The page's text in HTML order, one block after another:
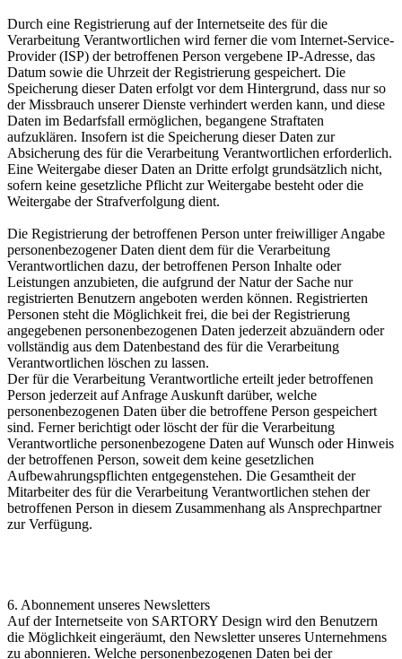
Durch eine Registrierung auf der Internetseite des für die
Verarbeitung Verantwortlichen wird ferner die vom Internet-Service-
Provider (ISP) der betroffenen Person vergebene IP-Adresse, das
Datum sowie die Uhrzeit der Registrierung gespeichert. Die
Speicherung dieser Daten erfolgt vor dem Hintergrund, dass nur so
der Missbrauch unserer Dienste verhindert werden kann, und diese
Daten im Bedarfsfall ermöglichen, begangene Straftaten
aufzuklären. Insofern ist die Speicherung dieser Daten zur
Absicherung des für die Verarbeitung Verantwortlichen erforderlich.
Eine Weitergabe dieser Daten an Dritte erfolgt grundsätzlich nicht,
sofern keine gesetzliche Pflicht zur Weitergabe besteht oder die
Weitergabe der Strafverfolgung dient.
Die Registrierung der betroffenen Person unter freiwilliger Angabe
personenbezogener Daten dient dem für die Verarbeitung
Verantwortlichen dazu, der betroffenen Person Inhalte oder
Leistungen anzubieten, die aufgrund der Natur der Sache nur
registrierten Benutzern angeboten werden können. Registrierten
Personen steht die Möglichkeit frei, die bei der Registrierung
angegebenen personenbezogenen Daten jederzeit abzuändern oder
vollständig aus dem Datenbestand des für die Verarbeitung
Verantwortlichen löschen zu lassen.
Der für die Verarbeitung Verantwortliche erteilt jeder betroffenen
Person jederzeit auf Anfrage Auskunft darüber, welche
personenbezogenen Daten über die betroffene Person gespeichert
sind. Ferner berichtigt oder löscht der für die Verarbeitung
Verantwortliche personenbezogene Daten auf Wunsch oder Hinweis
der betroffenen Person, soweit dem keine gesetzlichen
Aufbewahrungspflichten entgegenstehen. Die Gesamtheit der
Mitarbeiter des für die Verarbeitung Verantwortlichen stehen der
betroffenen Person in diesem Zusammenhang als Ansprechpartner
zur Verfügung.
6. Abonnement unseres Newsletters
Auf der Internetseite von SARTORY Design wird den Benutzern
die Möglichkeit eingeräumt, den Newsletter unseres Unternehmens
zu abonnieren. Welche personenbezogenen Daten bei der